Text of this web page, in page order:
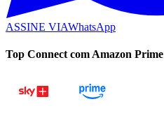
ASSINE VIAWhatsApp
Top Connect com Amazon Prime